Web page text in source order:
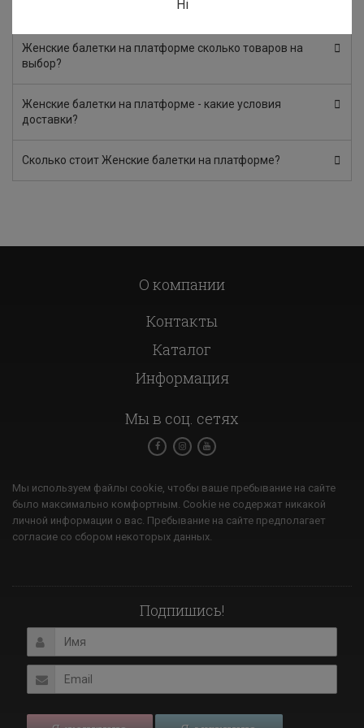
Женские балетки на платформе сколько товаров на
выбор?
Женские балетки на платформе - какие условия
доставки?
Сколько стоит Женские балетки на платформе?
О компании
Контакты
Каталог
Информация
Мы в соц. сетях
Мы используем файлы cookie, чтобы ваше пребывание на сайте
было максимально комфортным. Cookie не содержат никакой
личной информации о вас. Пребывание на сайте предполагает
согласие со сбором некоторых данных.
Подпишись!
Ні